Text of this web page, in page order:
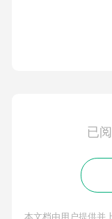
已
本文档由用户提供并